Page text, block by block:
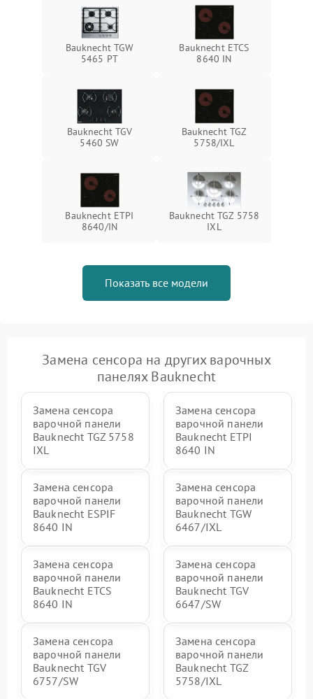
Bauknecht TGW
5465 PT
Bauknecht ETCS
8640 IN
Bauknecht TGV
5460 SW
Bauknecht TGZ
5758/IXL
Bauknecht ETPI
8640/IN
Bauknecht TGZ 5758
IXL
Показать все модели
Замена сенсора на других варочных
панелях Bauknecht
Замена сенсора
варочной панели
Bauknecht TGZ 5758
IXL
Замена сенсора
варочной панели
Bauknecht ETPI
8640 IN
Замена сенсора
варочной панели
Bauknecht ESPIF
8640 IN
Замена сенсора
варочной панели
Bauknecht TGW
6467/IXL
Замена сенсора
варочной панели
Bauknecht ETCS
8640 IN
Замена сенсора
варочной панели
Bauknecht TGV
6647/SW
Замена сенсора
варочной панели
Bauknecht TGV
6757/SW
Замена сенсора
варочной панели
Bauknecht TGZ
5758/IXL